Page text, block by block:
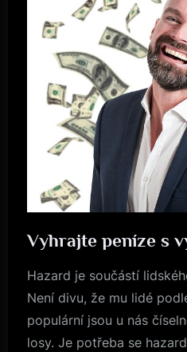
Vyhrajte peníze s
Hazard je součástí
Není divu, že mu lidé
populární jsou u nás
losy. Je potřeba se
Byznys